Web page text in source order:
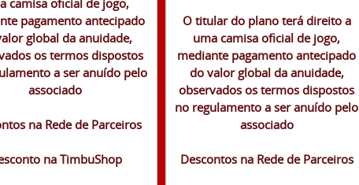
camisa oficial de jogo,
pagamento antecipado
global da anuidade,
os termos dispostos
a ser anuído pelo
associado
na Rede de Parceiros
na TimbuShop
O titular do plano terá direito a
uma camisa oficial de jogo,
mediante pagamento antecipado
do valor global da anuidade,
observados os termos dispostos
no regulamento a ser anuído pelo
associado
Descontos na Rede de Parceiros